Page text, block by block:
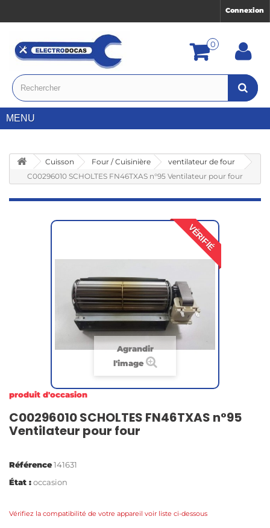
Connexion
0
MENU
Cuisson Four / Cuisinière
ventilateur de four
C00296010 SCHOLTES FN46TXAS n°95 Ventilateur pour four
VÉRIFIÉ
Agrandir
l'image
produit d'occasion
C00296010 SCHOLTES FN46TXAS n°95
Ventilateur pour four
Référence141631
État :occasion
Vérifiez la compatibilité de votre appareil voir liste ci-dessous